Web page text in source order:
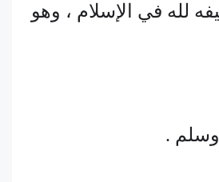
لله في الإسلام ، وهو
وسلم .